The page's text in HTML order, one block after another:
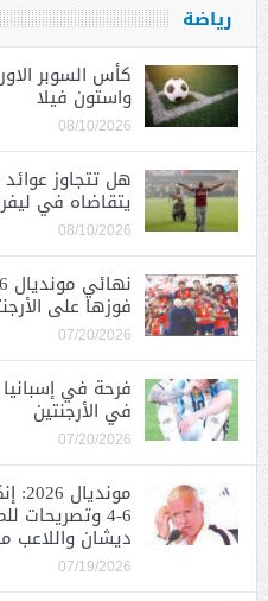
رياضة
كأس السوبر
واستون فيلا
08/10/2026
هل تتجاوز
يتقاضاه في
08/10/2026
فوزها على الأرجنتين 1 – 0 بعد
07/20/2026
فرحة في
في الأرجنتين
07/20/2026
6-4 وتصريحات
ديشان واللاعب
07/19/2026